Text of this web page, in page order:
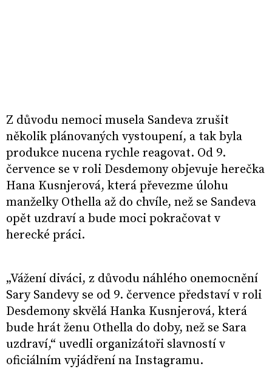
Z důvodu nemoci musela Sandeva zrušit
několik plánovaných vystoupení, a tak byla
produkce nucena rychle reagovat. Od 9.
července se v roli Desdemony objevuje herečka
Hana Kusnjerová, která převezme úlohu
manželky Othella až do chvíle, než se Sandeva
opět uzdraví a bude moci pokračovat v
herecké práci.
„Vážení diváci, z důvodu náhlého onemocnění
Sary Sandevy se od 9. července představí v roli
Desdemony skvělá Hanka Kusnjerová, která
bude hrát ženu Othella do doby, než se Sara
uzdraví,“ uvedli organizátoři slavností v
oficiálním vyjádření na Instagramu.